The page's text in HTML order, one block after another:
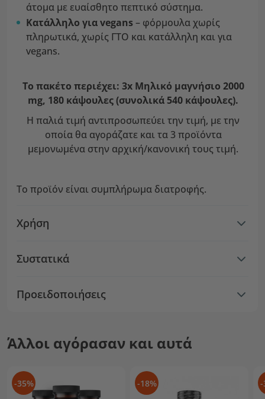
άτομα με ευαίσθητο πεπτικό σύστημα.
Κατάλληλο για vegans– φόρμουλα χωρίς
πληρωτικά, χωρίς ΓΤΟ και κατάλληλη και για
vegans.
Το πακέτο περιέχει: 3x Μηλικό μαγνήσιο 2000
mg, 180 κάψουλες (συνολικά 540 κάψουλες).
Η παλιά τιμή αντιπροσωπεύει την τιμή, με την
οποία θα αγοράζατε και τα 3 προϊόντα
μεμονωμένα στην αρχική/κανονική τους τιμή.
Το προϊόν είναι συμπλήρωμα διατροφής.
Χρήση
Συστατικά
Προειδοποιήσεις
Άλλοι αγόρασαν και αυτά
-35% -18% -